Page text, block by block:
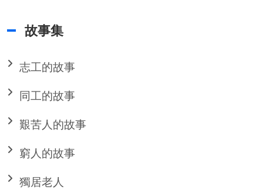
故事集
志工的故事
同工的故事
艱苦人的故事
窮人的故事
獨居老人